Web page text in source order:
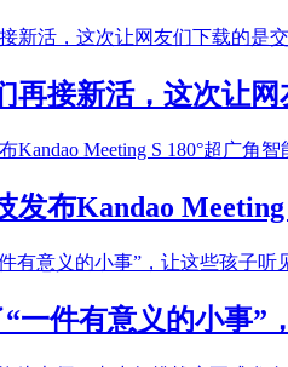
再接新活，这次让
发布Kandao
一件有意义的小事”